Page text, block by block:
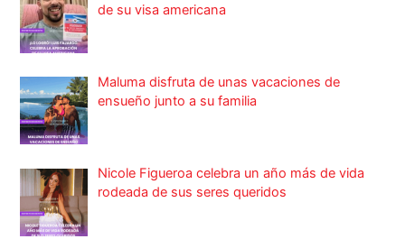
de su visa americana
Maluma disfruta de unas vacaciones de
ensueño junto a su familia
Nicole Figueroa celebra un año más de vida
rodeada de sus seres queridos